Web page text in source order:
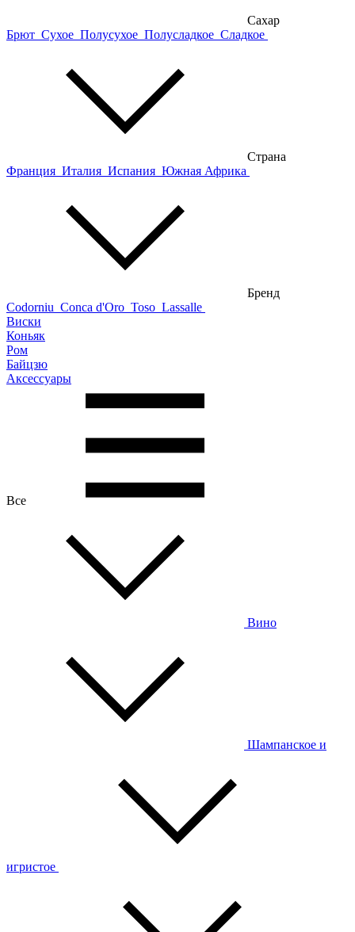
Сахар
Брют Сухое Полусухое Полусладкое Сладкое
Страна
Франция Италия Испания Южная Африка
Бренд
Codorniu Conca d'Oro Toso Lassalle
Виски
Коньяк
Ром
Байцзю
Аксессуары
Все
Вино
Шампанское и
игристое